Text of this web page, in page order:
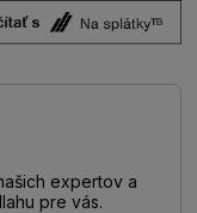
expertov a
pre vás.